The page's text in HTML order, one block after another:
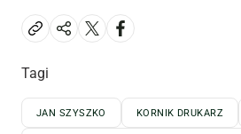
Tagi
JAN SZYSZKO KORNIK DRUKARZ